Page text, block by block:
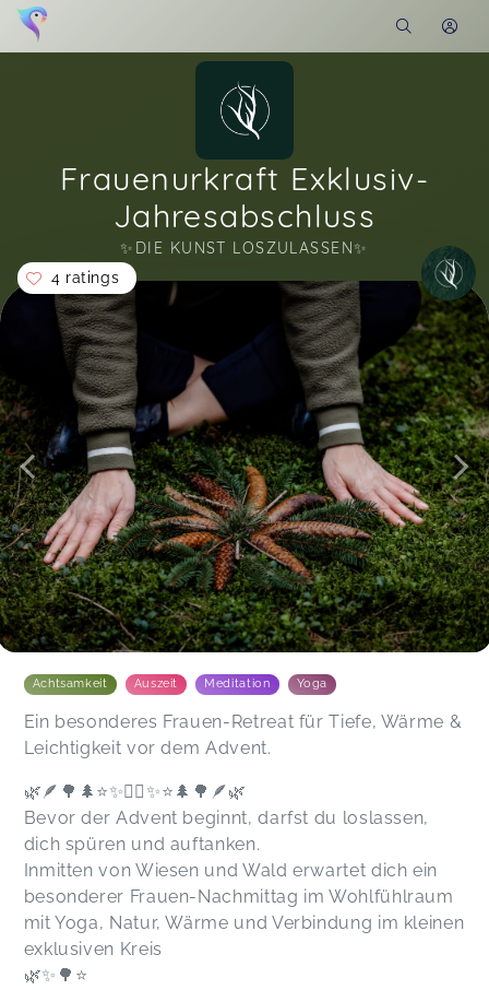
Frauenurkraft Exklusiv-
Jahresabschluss
✨️DIE KUNST LOSZULASSEN✨️
Soon you will learn more about me here...
4 ratings
Achtsamkeit Auszeit Meditation Yoga
Ein besonderes Frauen-Retreat für Tiefe, Wärme &
Leichtigkeit vor dem Advent.
🌿🪶🌳🌲⭐️✨️🧘‍♀️✨️⭐️🌲🌳🪶🌿
Bevor der Advent beginnt, darfst du loslassen,
dich spüren und auftanken.
Inmitten von Wiesen und Wald erwartet dich ein
besonderer Frauen-Nachmittag im Wohlfühlraum
mit Yoga, Natur, Wärme und Verbindung im kleinen
exklusiven Kreis
🌿✨️🌳⭐️